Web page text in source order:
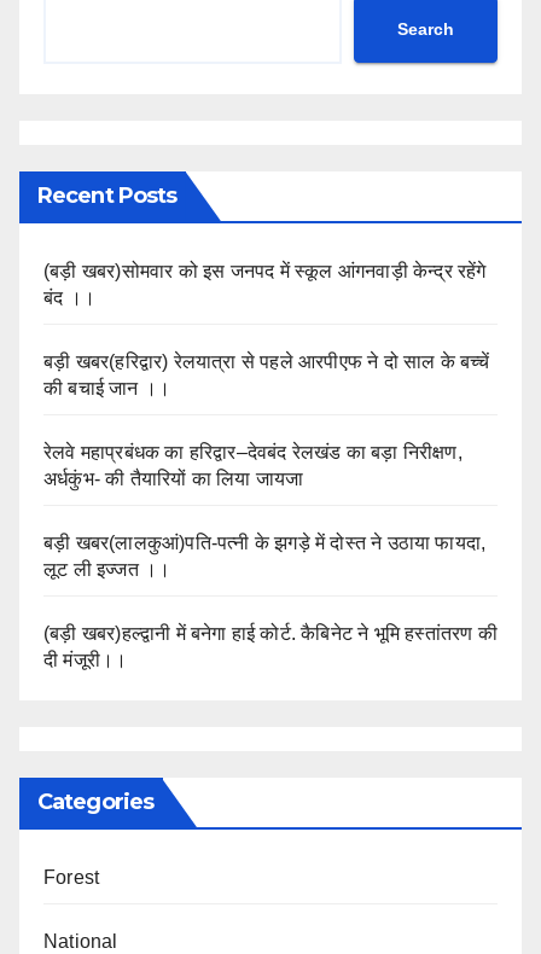
Search
Recent Posts
(बड़ी खबर)सोमवार को इस जनपद में स्कूल आंगनवाड़ी केन्द्र रहेंगे
बंद ।।
बड़ी खबर(हरिद्वार) रेलयात्रा से पहले आरपीएफ ने दो साल के बच्चें
की बचाई जान ।।
रेलवे महाप्रबंधक का हरिद्वार–देवबंद रेलखंड का बड़ा निरीक्षण,
अर्धकुंभ- की तैयारियों का लिया जायजा
बड़ी खबर(लालकुआं)पति-पत्नी के झगड़े में दोस्त ने उठाया फायदा,
लूट ली इज्जत ।।
(बड़ी खबर)हल्द्वानी में बनेगा हाई कोर्ट. कैबिनेट ने भूमि हस्तांतरण की
दी मंजूरी।।
Categories
Forest
National